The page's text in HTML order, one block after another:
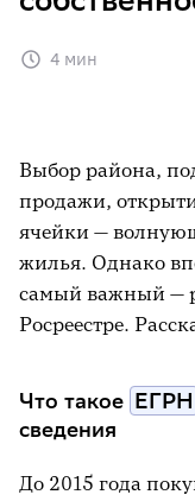
4 мин
Выбор района,
продажи,
ячейки —
жилья. Однако
самый важный —
Росреестре.
Что такое ЕГРН
сведения
До 2015 года